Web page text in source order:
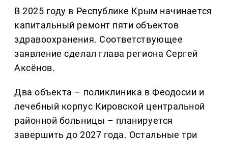
В 2025 году в Республике Крым начинается
капитальный ремонт пяти объектов
здравоохранения. Соответствующее
заявление сделал глава региона Сергей
Аксёнов.
Два объекта – поликлиника в Феодосии и
лечебный корпус Кировской центральной
районной больницы – планируется
завершить до 2027 года. Остальные три